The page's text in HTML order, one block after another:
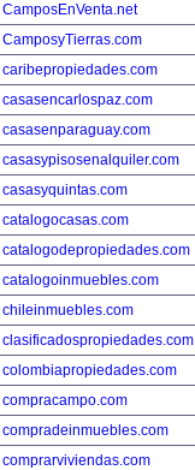
CamposEnVenta.net
CamposyTierras.com
caribepropiedades.com
casasencarlospaz.com
casasenparaguay.com
casasypisosenalquiler.com
casasyquintas.com
catalogocasas.com
catalogodepropiedades.com
catalogoinmuebles.com
chileinmuebles.com
clasificadospropiedades.com
colombiapropiedades.com
compracampo.com
compradeinmuebles.com
comprarviviendas.com